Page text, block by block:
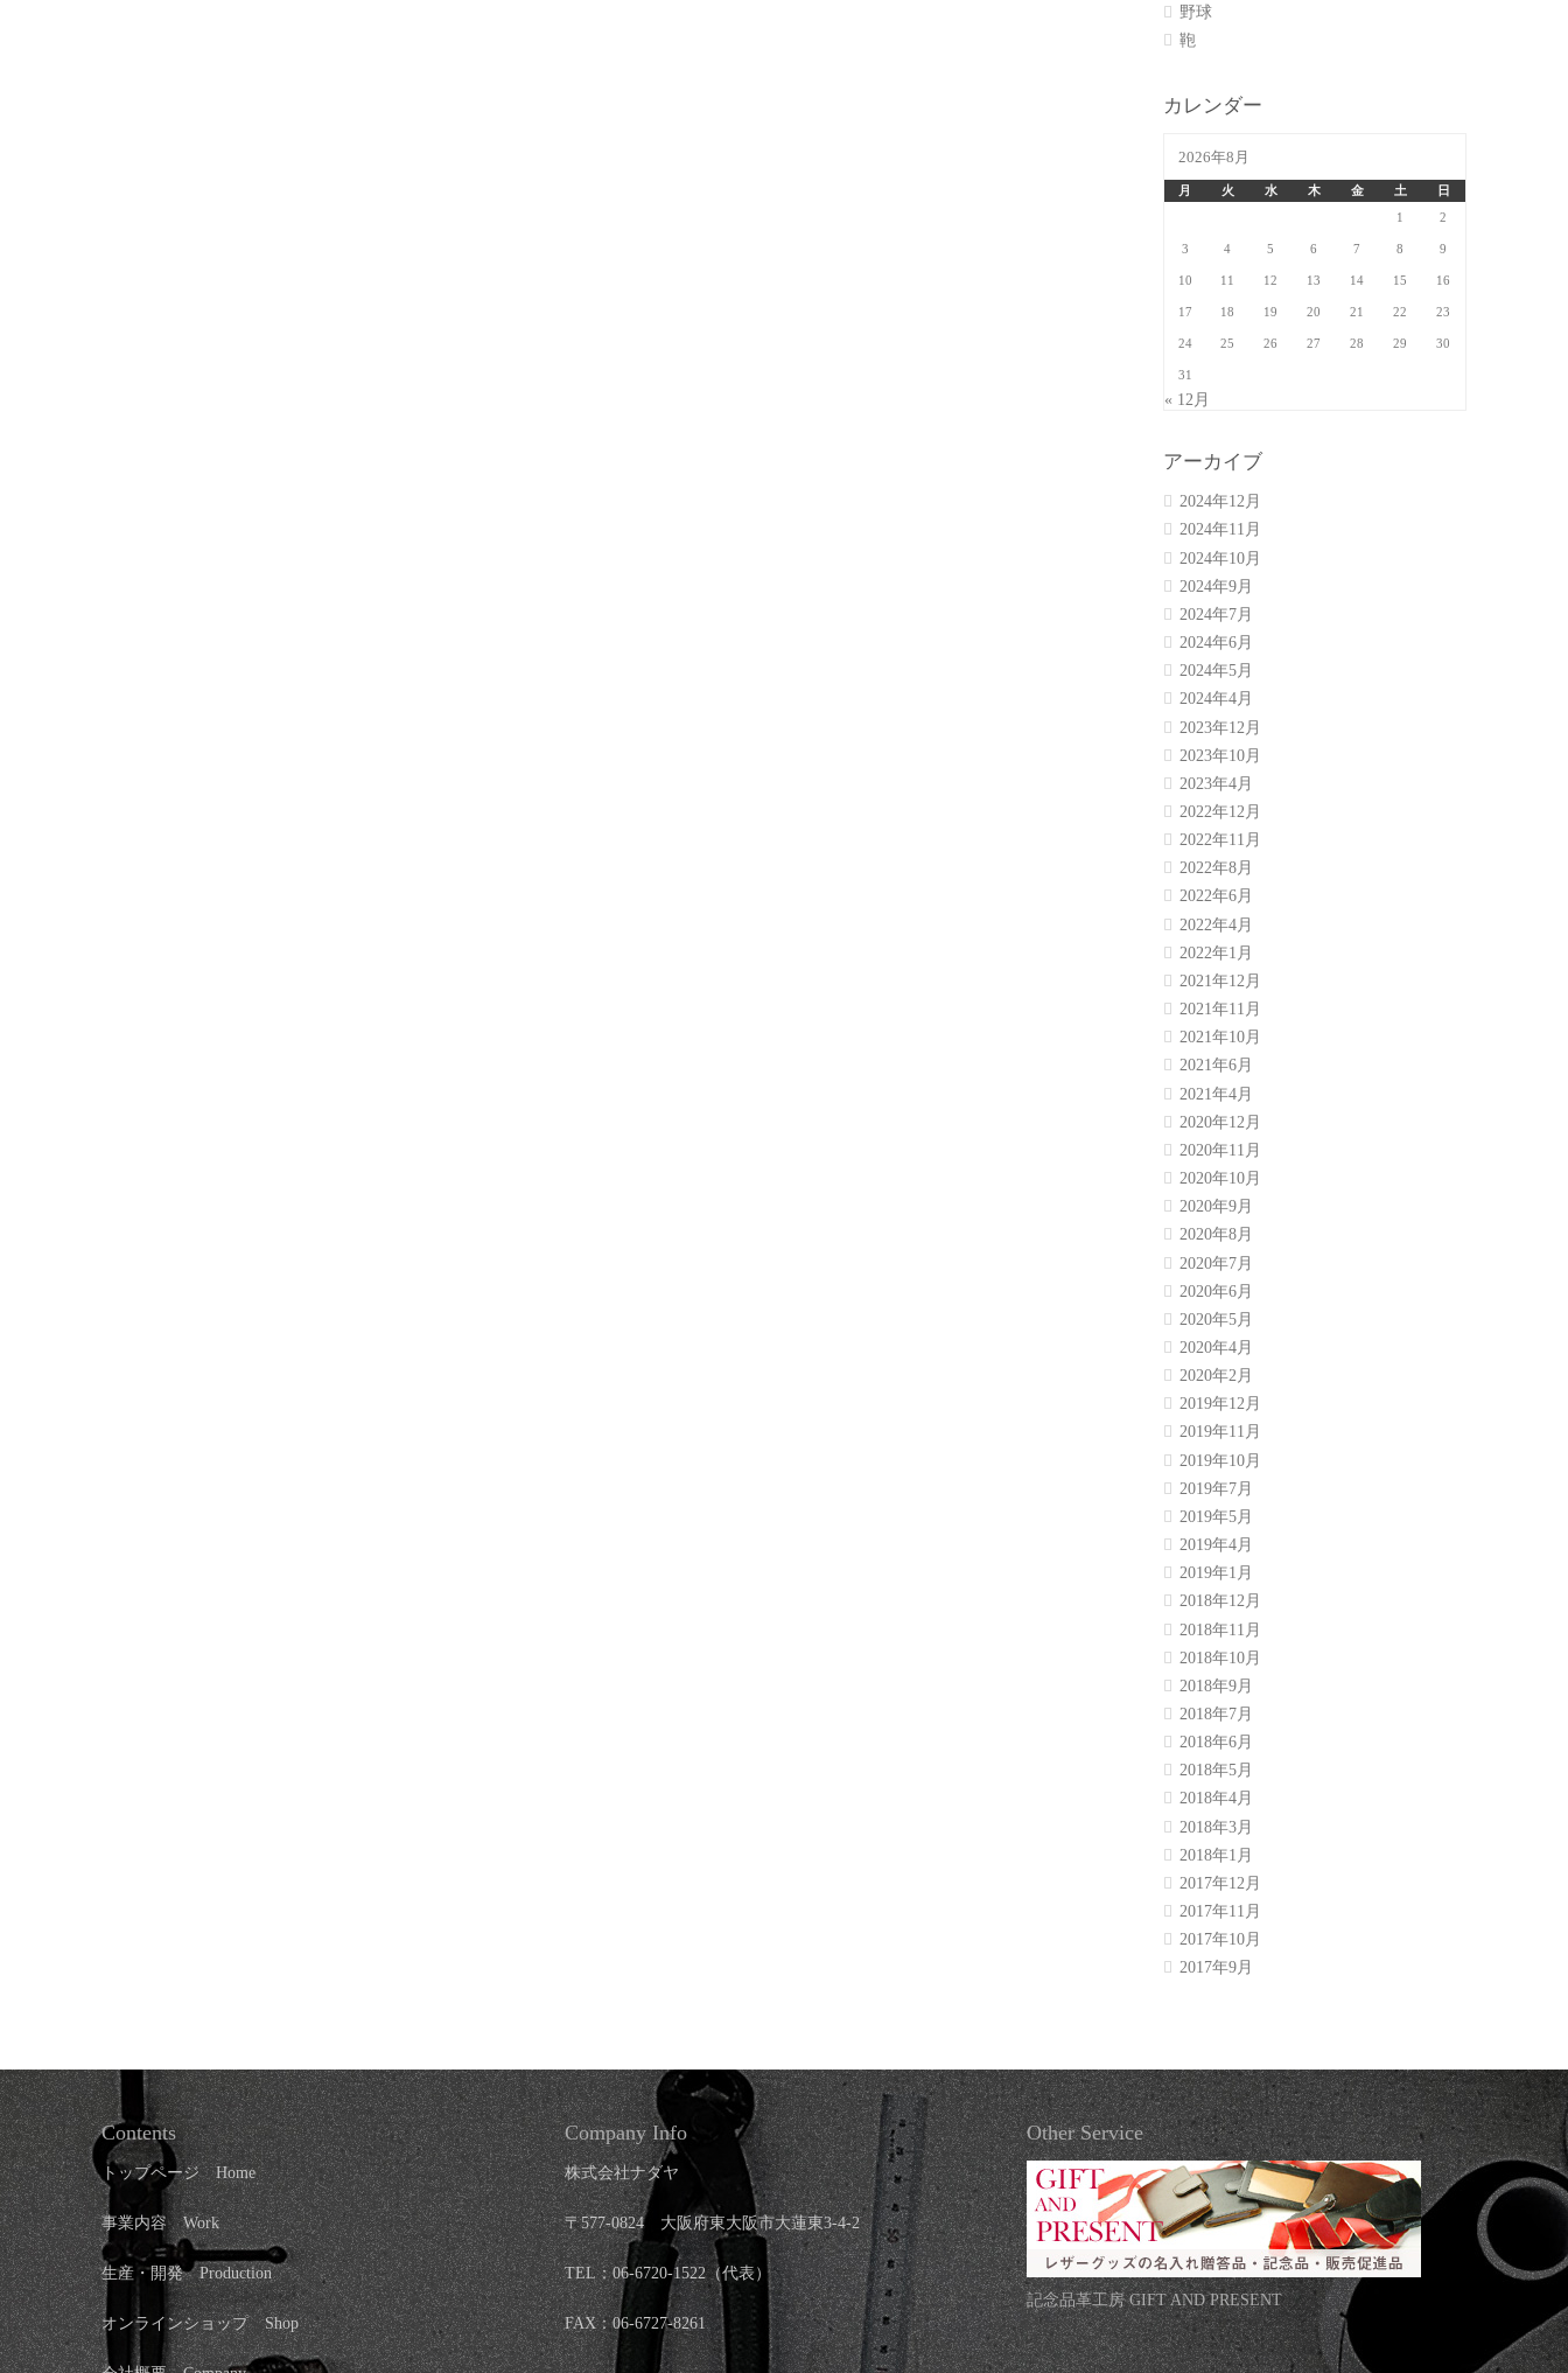
野球
鞄
カレンダー
2026年8月
月 火 水 木 金 土
日
1
2
3 4 5 6 7 8 9
10 11 12 13 14 15 16
17 18 19 20 21 22 23
24 25 26 27 28 29 30
31
« 12月
アーカイブ
2024年12月
2024年11月
2024年10月
2024年9月
2024年7月
2024年6月
2024年5月
2024年4月
2023年12月
2023年10月
2023年4月
2022年12月
2022年11月
2022年8月
2022年6月
2022年4月
2022年1月
2021年12月
2021年11月
2021年10月
2021年6月
2021年4月
2020年12月
2020年11月
2020年10月
2020年9月
2020年8月
2020年7月
2020年6月
2020年5月
2020年4月
2020年2月
2019年12月
2019年11月
2019年10月
2019年7月
2019年5月
2019年4月
2019年1月
2018年12月
2018年11月
2018年10月
2018年9月
2018年7月
2018年6月
2018年5月
2018年4月
2018年3月
2018年1月
2017年12月
2017年11月
2017年10月
2017年9月
Contents
トップページHome
事業内容 Work
生産・開発 Production
オンラインショップShop
Company Info
株式会社ナダヤ
〒577-0824 大阪府東大阪市大蓮東3-4-2
TEL：06-6720-1522（代表）
FAX：06-6727-8261
Other Service
記念品革工房 GIFT AND PRESENT